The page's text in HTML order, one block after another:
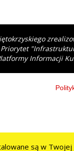
Informacji
są w